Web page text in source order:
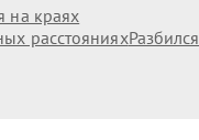
на краях
расстоянияхРазбился